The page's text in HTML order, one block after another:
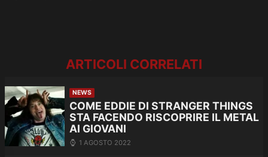
ARTICOLI CORRELATI
NEWS
COME EDDIE DI STRANGER THINGS
STA FACENDO RISCOPRIRE IL METAL
AI GIOVANI
1 AGOSTO 2022